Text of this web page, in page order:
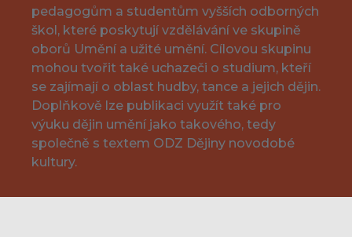
pedagogům a studentům vyšších odborných
škol, které poskytují vzdělávání ve skupině
oborů Umění a užité umění. Cílovou skupinu
mohou tvořit také uchazeči o studium, kteří
se zajímají o oblast hudby, tance a jejich dějin.
Doplňkově lze publikaci využít také pro
výuku dějin umění jako takového, tedy
společně s textem ODZ Dějiny novodobé
kultury.